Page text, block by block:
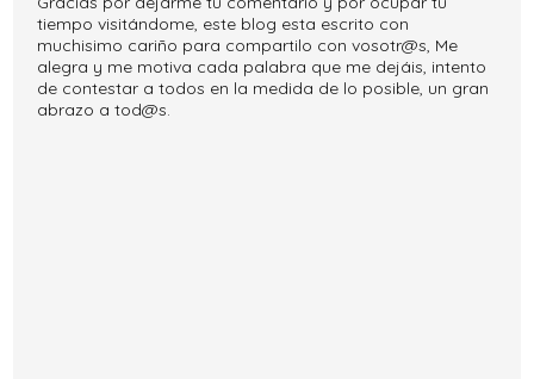
tiempo visitándome, este blog esta escrito con
muchisimo cariño para compartilo con vosotr@s, Me
alegra y me motiva cada palabra que me dejáis, intento
de contestar a todos en la medida de lo posible, un gran
abrazo a tod@s.